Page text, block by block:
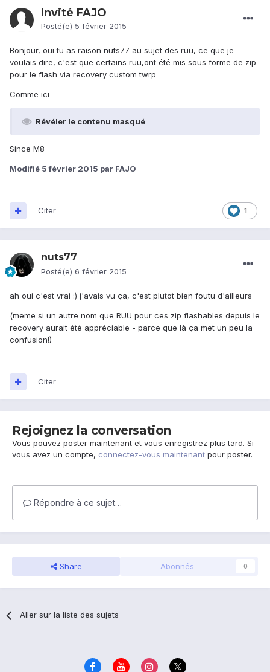
Invité FAJO
Posté(e) 5 février 2015
Bonjour, oui tu as raison nuts77 au sujet des ruu, ce que je
voulais dire, c'est que certains ruu,ont été mis sous forme de zip
pour le flash via recovery custom twrp
Comme ici
Révéler le contenu masqué
Since M8
Modifié 5 février 2015 par FAJO
1
Citer
nuts77
Posté(e) 6 février 2015
ah oui c'est vrai :) j'avais vu ça, c'est plutot bien foutu d'ailleurs
(meme si un autre nom que RUU pour ces zip flashables depuis le
recovery aurait été appréciable - parce que là ça met un peu la
confusion!)
Citer
Rejoignez la conversation
Vous pouvez poster maintenant et vous enregistrez plus tard. Si
vous avez un compte, connectez-vous maintenant pour poster.
Répondre à ce sujet…
Share Abonnés 0
Aller sur la liste des sujets